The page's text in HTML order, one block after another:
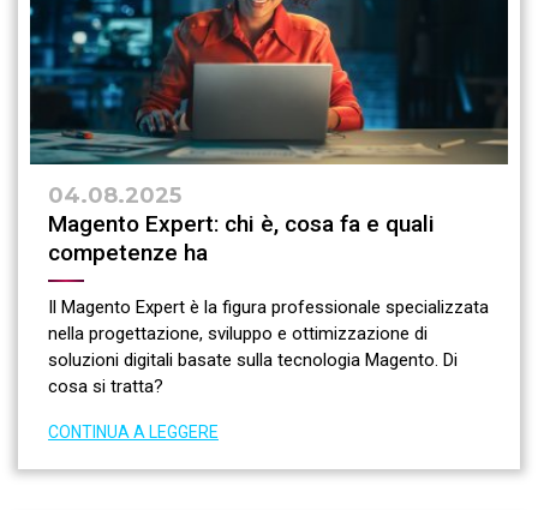
04.08.2025
Magento Expert: chi è, cosa fa e quali
competenze ha
Il Magento Expert è la figura professionale specializzata
nella progettazione, sviluppo e ottimizzazione di
soluzioni digitali basate sulla tecnologia Magento. Di
cosa si tratta?
CONTINUA A LEGGERE